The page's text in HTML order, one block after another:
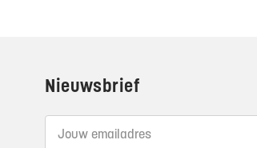
Nieuwsbrief